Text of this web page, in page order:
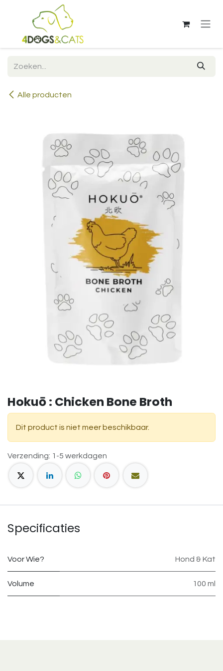
Overslaan naar inhoud
Alle producten
Hokuō : Chicken Bone Broth
Dit product is niet meer beschikbaar.
Verzending: 1-5 werkdagen
Specificaties
Voor Wie? Hond & Kat
Volume 100 ml